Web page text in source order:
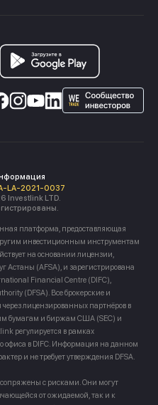
LA-2021-0037
Investlink LTD.
платформа, предоставляющая
инвестиционным инструментам
на основании лицензии,
Астаны (AFSA), и зарегистрирована
Financial Centre (DIFC),
(DFSA). Все брокерские и
лицензированных партнёров в
бумагам и биржам США (SEC) и
регулируется в рамках
офиса в DIFC. Информация на данном
и не требует утверждения DFSA.
с рисками. Они могут
от ожидаемой, так и к